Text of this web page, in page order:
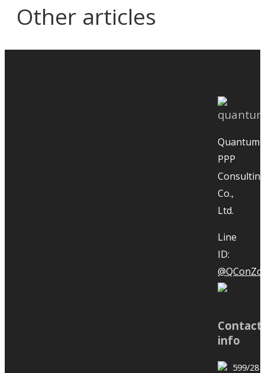
Other articles
Quantum
PPP
Co.,
Ltd.
Line
ID:
@QConZol
Contact
info
599/28